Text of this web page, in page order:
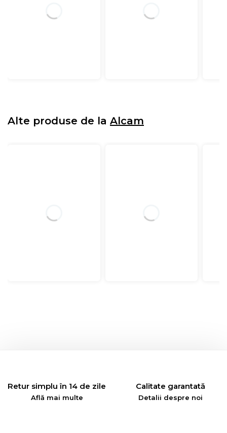
Alte produse de la Alcam
Retur simplu în 14 de zile
Află mai multe
Calitate garantată
Detalii despre noi